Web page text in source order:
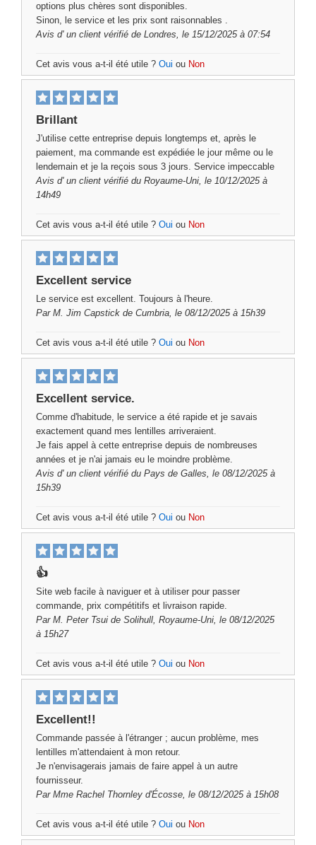
options plus chères sont disponibles.
Sinon, le service et les prix sont raisonnables .
Avis d' un client vérifié de Londres, le 15/12/2025 à 07:54
Cet avis vous a-t-il été utile ? Oui ou Non
Brillant
J'utilise cette entreprise depuis longtemps et, après le
paiement, ma commande est expédiée le jour même ou le
lendemain et je la reçois sous 3 jours. Service impeccable
Avis d' un client vérifié du Royaume-Uni, le 10/12/2025 à
14h49
Cet avis vous a-t-il été utile ? Oui ou Non
Excellent service
Le service est excellent. Toujours à l'heure.
Par M. Jim Capstick de Cumbria, le 08/12/2025 à 15h39
Cet avis vous a-t-il été utile ? Oui ou Non
Excellent service.
Comme d'habitude, le service a été rapide et je savais
exactement quand mes lentilles arriveraient.
Je fais appel à cette entreprise depuis de nombreuses
années et je n'ai jamais eu le moindre problème.
Avis d' un client vérifié du Pays de Galles, le 08/12/2025 à
15h39
Cet avis vous a-t-il été utile ? Oui ou Non
👍
Site web facile à naviguer et à utiliser pour passer
commande, prix compétitifs et livraison rapide.
Par M. Peter Tsui de Solihull, Royaume-Uni, le 08/12/2025
à 15h27
Cet avis vous a-t-il été utile ? Oui ou Non
Excellent!!
Commande passée à l'étranger ; aucun problème, mes
lentilles m'attendaient à mon retour.
Je n'envisagerais jamais de faire appel à un autre
fournisseur.
Par Mme Rachel Thornley d'Écosse, le 08/12/2025 à 15h08
Cet avis vous a-t-il été utile ? Oui ou Non